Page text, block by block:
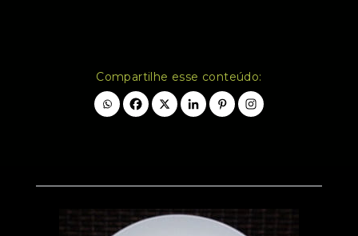
Compartilhe esse conteúdo: